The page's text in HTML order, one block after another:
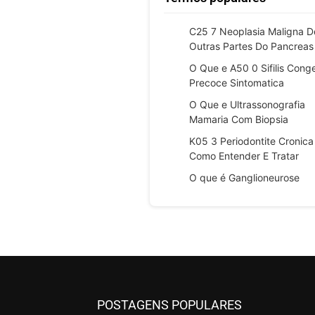
C25 7 Neoplasia Maligna
Outras Partes Do Pancreas
O Que e A50 0 Sifilis
Precoce Sintomatica
O Que e Ultrassonografia
Mamaria Com Biopsia
K05 3 Periodontite Cronica
Como Entender E Tratar
O que é Ganglioneurose
POSTAGENS POPULARES